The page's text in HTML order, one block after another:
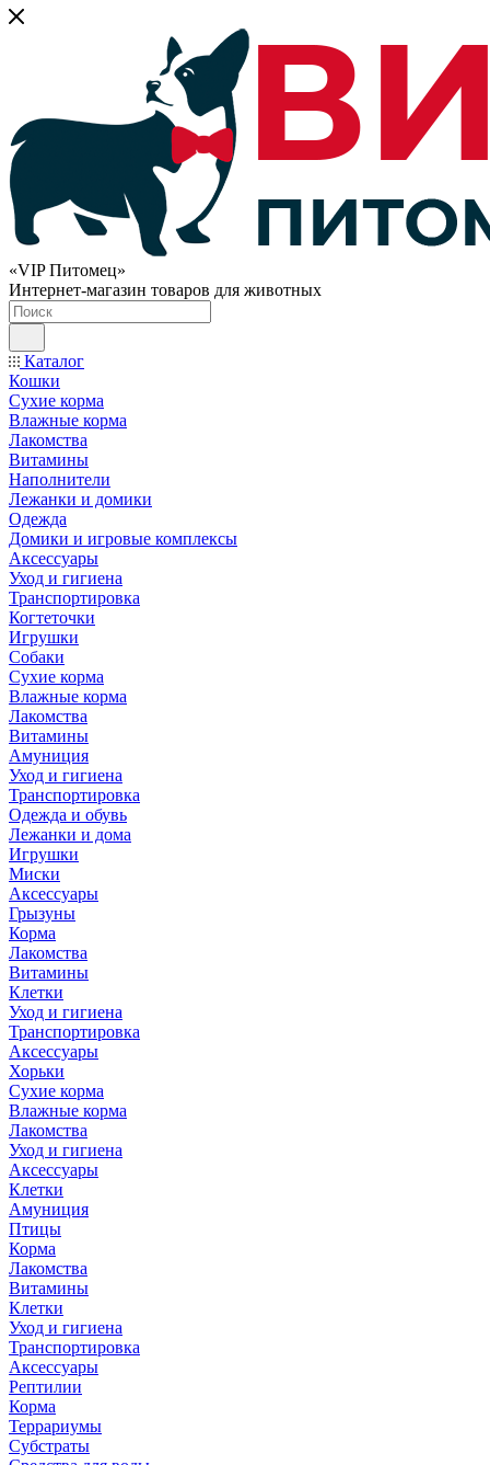
«VIP Питомец»
Интернет-магазин товаров для животных
Каталог
Кошки
Сухие корма
Влажные корма
Лакомства
Витамины
Наполнители
Лежанки и домики
Одежда
Домики и игровые комплексы
Аксессуары
Уход и гигиена
Транспортировка
Когтеточки
Игрушки
Собаки
Сухие корма
Влажные корма
Лакомства
Витамины
Амуниция
Уход и гигиена
Транспортировка
Одежда и обувь
Лежанки и дома
Игрушки
Миски
Аксессуары
Грызуны
Корма
Лакомства
Витамины
Клетки
Уход и гигиена
Транспортировка
Аксессуары
Хорьки
Сухие корма
Влажные корма
Лакомства
Уход и гигиена
Аксессуары
Клетки
Амуниция
Птицы
Корма
Лакомства
Витамины
Клетки
Уход и гигиена
Транспортировка
Аксессуары
Рептилии
Корма
Террариумы
Субстраты